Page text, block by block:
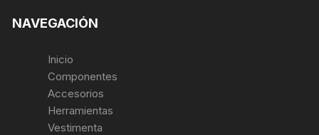
NAVEGACIÓN
Inicio
Componentes
Accesorios
Herramientas
Vestimenta